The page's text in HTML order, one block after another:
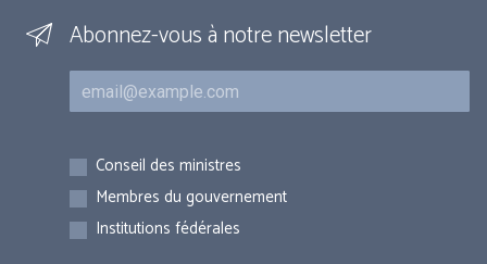
Abonnez-vous à notre newsletter
Courriel
Inscriptions
Conseil des ministres
Membres du gouvernement
Institutions fédérales